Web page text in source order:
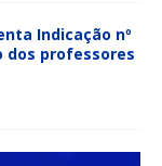
Indicação nº
dos professores